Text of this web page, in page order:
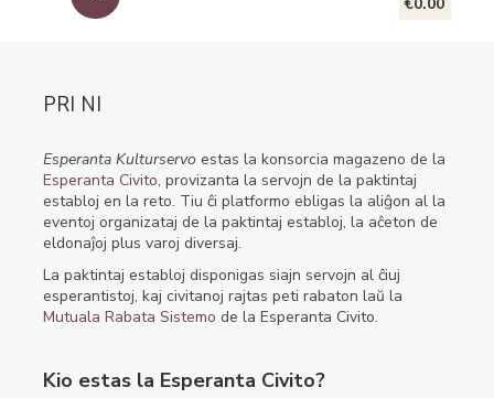
PRI NI
Esperanta Kulturservo estas la konsorcia magazeno de la
Esperanta Civito, provizanta la servojn de la paktintaj
establoj en la reto. Tiu ĉi platformo ebligas la aliĝon al la
eventoj organizataj de la paktintaj establoj, la aĉeton de
eldonaĵoj plus varoj diversaj.
La paktintaj establoj disponigas siajn servojn al ĉiuj
esperantistoj, kaj civitanoj rajtas peti rabaton laŭ la
Mutuala Rabata Sistemo de la Esperanta Civito.
Kio estas la Esperanta Civito?